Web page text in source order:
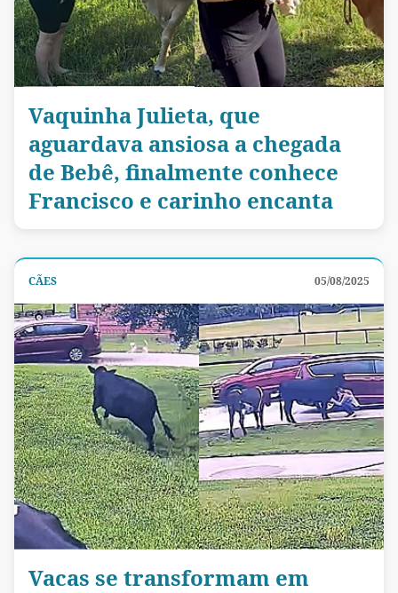
Vaquinha Julieta, que
aguardava ansiosa a chegada
de Bebê, finalmente conhece
Francisco e carinho encanta
CÃES 05/08/2025
Vacas se transformam em